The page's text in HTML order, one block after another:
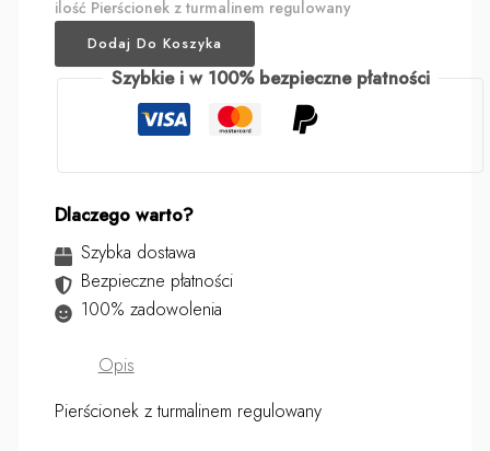
ilość Pierścionek z turmalinem regulowany
Dodaj Do Koszyka
Szybkie i w 100% bezpieczne płatności
Dlaczego warto?
Szybka dostawa
Bezpieczne płatności
100% zadowolenia
Opis
Pierścionek z turmalinem regulowany